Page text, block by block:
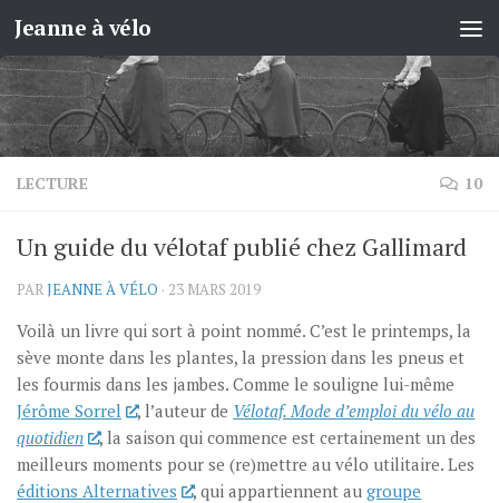
Skip to content
Jeanne à vélo
LECTURE 10
Un guide du vélotaf publié chez Gallimard
PARJEANNE À VÉLO · 23 MARS 2019
Voilà un livre qui sort à point nommé. C’est le printemps, la
sève monte dans les plantes, la pression dans les pneus et
les fourmis dans les jambes. Comme le souligne lui-même
Jérôme Sorrel
, l’auteur de Vélotaf. Mode d’emploi du vélo au
quotidien
, la saison qui commence est certainement un des
meilleurs moments pour se (re)mettre au vélo utilitaire. Les
éditions Alternatives
, qui appartiennent augroupe